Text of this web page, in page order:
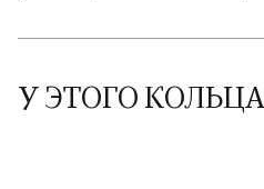
У ЭТОГО